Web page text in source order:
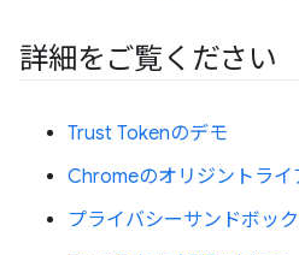
詳細をご覧ください
Trust Tokenのデモ
Chromeのオリジントライ
プライバシーサンドボッ